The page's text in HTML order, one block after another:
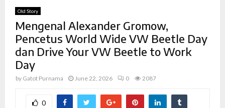
Old Story
Mengenal Alexander Gromow,
Pencetus World Wide VW Beetle Day
dan Drive Your VW Beetle to Work
Day
by Gatot Purnama June 22, 2026 0 2087
0